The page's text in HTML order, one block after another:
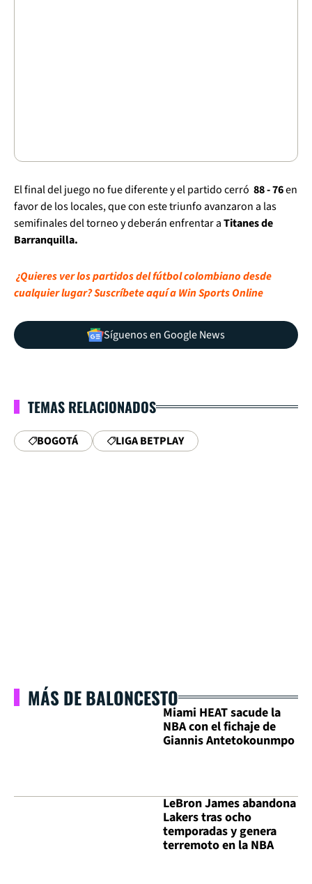
El final del juego no fue diferente y el partido cerró 88 - 76en
favor de los locales, que con este triunfo avanzaron a las
semifinales del torneo y deberán enfrentar aTitanes de
Barranquilla.
¿Quieres ver los partidos del fútbol colombiano desde
cualquier lugar? Suscríbete aquí a Win Sports Online
Síguenos en Google News
TEMAS RELACIONADOS
BOGOTÁ LIGA BETPLAY
MÁS DE BALONCESTO
Miami HEAT sacude la
NBA con el fichaje de
Giannis Antetokounmpo
LeBron James abandona
Lakers tras ocho
temporadas y genera
terremoto en la NBA